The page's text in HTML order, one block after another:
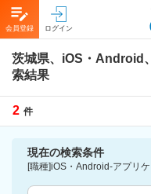
会員登録 ログイン
茨城県、iOS・Android
索結果
2 件
現在の検索条件